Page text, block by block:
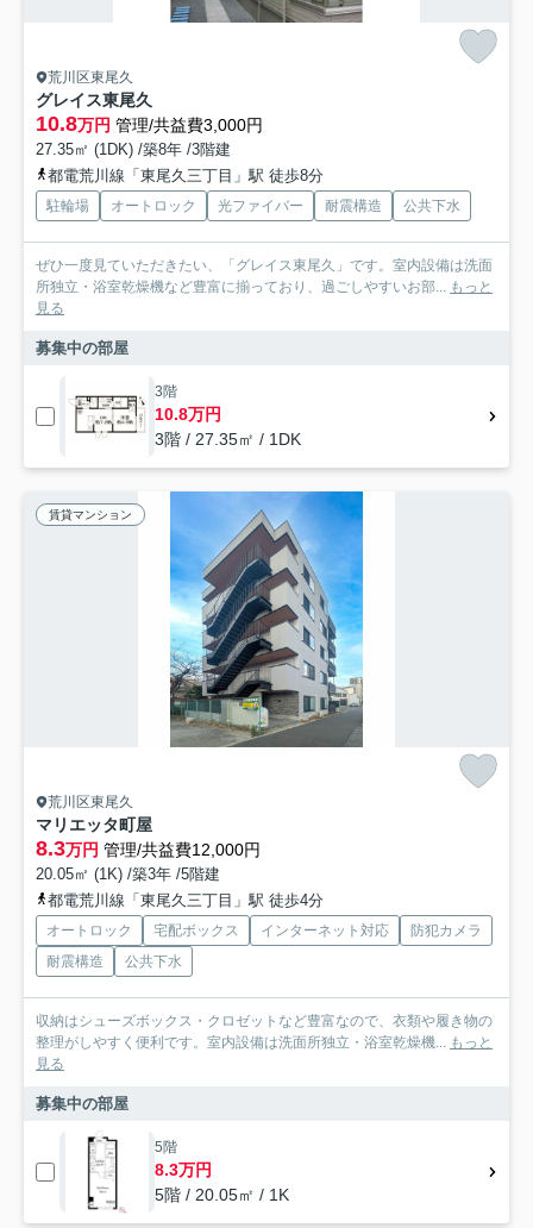
荒川区東尾久
グレイス東尾久
10.8万円 管理/共益費3,000円
27.35㎡ (1DK) /築8年 /3階建
都電荒川線「東尾久三丁目」駅 徒歩8分
駐輪場 オートロック 光ファイバー 耐震構造 公共下水
ぜひ一度見ていただきたい、「グレイス東尾久」です。室内設備は洗面
所独立・浴室乾燥機など豊富に揃っており、過ごしやすいお部... もっと
見る
募集中の部屋
3階
10.8万円
3階 / 27.35㎡ / 1DK
賃貸マンション
荒川区東尾久
マリエッタ町屋
8.3万円 管理/共益費12,000円
20.05㎡ (1K) /築3年 /5階建
都電荒川線「東尾久三丁目」駅 徒歩4分
オートロック 宅配ボックス インターネット対応
防犯カメラ
耐震構造
公共下水
収納はシューズボックス・クロゼットなど豊富なので、衣類や履き物の
整理がしやすく便利です。室内設備は洗面所独立・浴室乾燥機... もっと
見る
募集中の部屋
5階
8.3万円
5階 / 20.05㎡ / 1K